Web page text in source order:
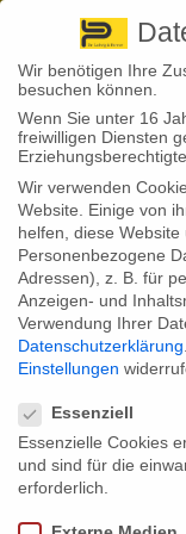
+ 49 3501 528571 |
Back to News
13
Okt.
Stephan
Der Herbst ist da.
nun auf die
Oberlandesgerichts
für Schaden auch
werden. Wer sich vor
hilft eine Haus- und
Grundstückbesitzer:
Anforderungen an die
Wir benötigen Ihre
besuchen können.
Wenn Sie unter 16
freiwilligen Diensten
Wir verwenden
Website. Einige von
helfen, diese
Personenbezogene
Adressen), z. B. für
Anzeigen- und
Verwendung Ihrer
Datenschutzerklärung
Einstellungen
Essenziell
Essenzielle Cookies
und sind für die
erforderlich.